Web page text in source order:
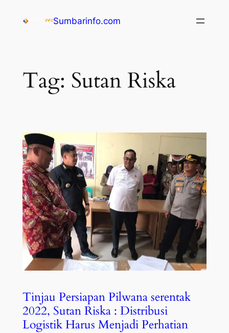
Sumbarinfo.com
Tag: Sutan Riska
Tinjau Persiapan Pilwana serentak
2022, Sutan Riska : Distribusi
Logistik Harus Menjadi Perhatian